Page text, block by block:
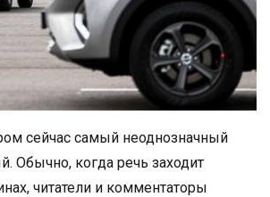
сейчас самый неоднозначный
Обычно, когда речь заходит
читатели и комментаторы